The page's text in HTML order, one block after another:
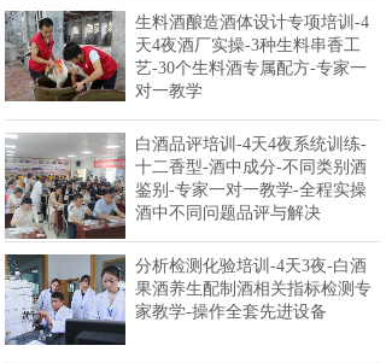
生料酒酿造酒体设计专项培训-4
天4夜酒厂实操-3种生料串香工
艺-30个生料酒专属配方-专家一
对一教学
白酒品评培训-4天4夜系统训练-
十二香型-酒中成分-不同类别酒
鉴别-专家一对一教学-全程实操
酒中不同问题品评与解决
分析检测化验培训-4天3夜-白酒
果酒养生配制酒相关指标检测专
家教学-操作全套先进设备